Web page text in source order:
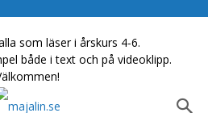
som läser i årskurs 4-6.
både i text och på videoklipp.